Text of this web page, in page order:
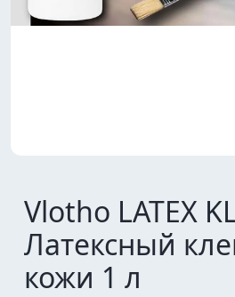
Vlotho LATEX
Латексный
кожи 1 л